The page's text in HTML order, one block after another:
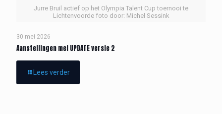
Jurre Bruil actief op het Olympia Talent Cup toernooi te
Lichtenvoorde foto door: Michel Sessink
30 mei 2026
Aanstellingen mei UPDATE versie 2
Lees verder